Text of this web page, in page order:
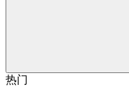
热门